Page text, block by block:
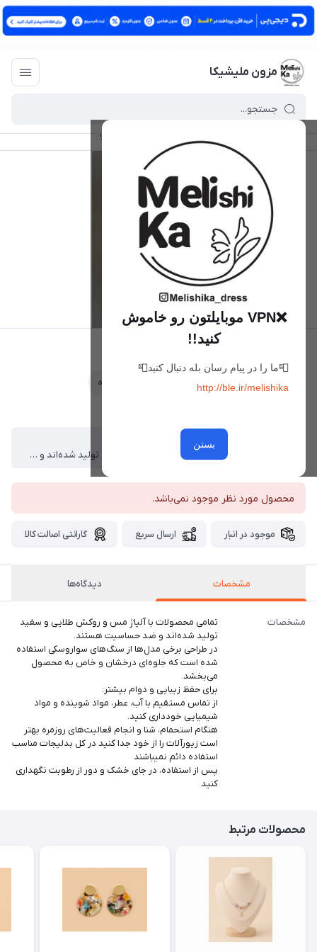
مزون ملیشیکا
❌VPN موبایلتون رو خاموش
کنید!!
📮ما را در پیام رسان بله دنبال کنید📮
http://ble.ir/melishika
بستن
گوشواره لومیرا
علاقه‌مندی مقایسه
تمامی محصولات با آلیاژ مس و روکش طلایی و سفید تولید شده‌اند و ضد حساسیت هستند. ، در طراحی برخی مدل‌ها از سنگ‌های سواروسکی استفاده شده است که جلوه‌ای درخشان و خاص به محصول می‌بخشد. ، برای حفظ زیبایی و دوام بیشتر: ، از تماس مستقیم با آب، عطر، مواد شوینده و مواد شیمیایی خودداری کنید. ، هنگام استحمام، شنا و انجام فعالیت‌های روزمره بهتر است زیورآلات را از خود جدا کنید در کل بدلیجات مناسب استفاده دائم نمیباشند ، پس از استفاده، در جای خشک و دور از رطوبت نگهداری کنید
محصول مورد نظر موجود نمی‌باشد.
موجود در انبار ارسال سریع گارانتی اصالت کالا
مشخصات دیدگاه‌ها
مشخصات
تمامی محصولات با آلیاژ مس و روکش طلایی و سفید
تولید شده‌اند و ضد حساسیت هستند.
در طراحی برخی مدل‌ها از سنگ‌های سواروسکی استفاده
شده است که جلوه‌ای درخشان و خاص به محصول
می‌بخشد.
برای حفظ زیبایی و دوام بیشتر:
از تماس مستقیم با آب، عطر، مواد شوینده و مواد
شیمیایی خودداری کنید.
هنگام استحمام، شنا و انجام فعالیت‌های روزمره بهتر
است زیورآلات را از خود جدا کنید در کل بدلیجات مناسب
استفاده دائم نمیباشند
پس از استفاده، در جای خشک و دور از رطوبت نگهداری
کنید
محصولات مرتبط